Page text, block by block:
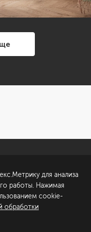
Обсудить проект
для анализа
работы. Нажимая
cookie-
обработки